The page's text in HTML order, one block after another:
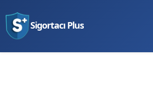
Sigortacı Plus